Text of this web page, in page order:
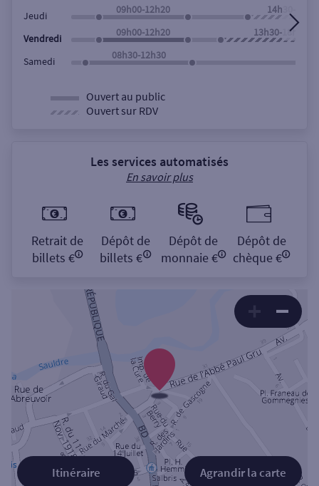
Jeudi
09h00-12h20 14h30-
Vendredi
09h00-12h20 13h30-18h00
Samedi
08h30-12h30
Ouvert au public
Ouvert sur RDV
Les services automatisés
En savoir plus
Retrait de
billets €
Dépôt de
billets €
Dépôt de
monnaie €
Dépôt de
chèque €
Agrandir la carte
Itinéraire